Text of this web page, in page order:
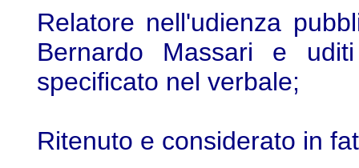
Relatore nell'udienza
Bernardo Massari e
specificato nel verbale;
Ritenuto e considerato in